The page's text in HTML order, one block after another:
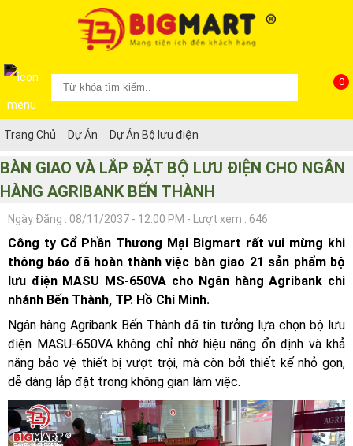
0
Trang Chủ Dự Án Dự Án Bộ lưu điện
BÀN GIAO VÀ LẮP ĐẶT BỘ LƯU ĐIỆN CHO NGÂN
HÀNG AGRIBANK BẾN THÀNH
Ngày Đăng : 08/11/2037 - 12:00 PM - Lượt xem : 646
Công ty Cổ Phần Thương Mại Bigmart rất vui mừng khi
thông báo đã hoàn thành việc bàn giao 21 sản phẩm bộ
lưu điện MASU MS-650VA cho Ngân hàng Agribank chi
nhánh Bến Thành, TP. Hồ Chí Minh.
Ngân hàng Agribank Bến Thành đã tin tưởng lựa chọn bộ lưu
điện MASU-650VA không chỉ nhờ hiệu năng ổn định và khả
năng bảo vệ thiết bị vượt trội, mà còn bởi thiết kế nhỏ gọn,
dễ dàng lắp đặt trong không gian làm việc.